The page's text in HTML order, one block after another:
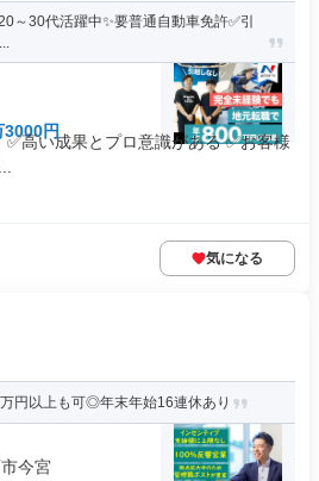
～30代活躍中✨要普通自動車免許✅引
3000円
高い成果とプロ意識がある ✅お客様
気になる
円以上も可◎年末年始16連休あり
今宮